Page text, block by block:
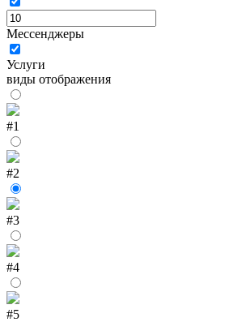
Мессенджеры
Услуги
виды отображения
#1
#2
#3
#4
#5